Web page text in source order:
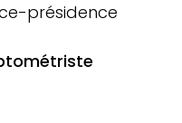
présidence
présidence